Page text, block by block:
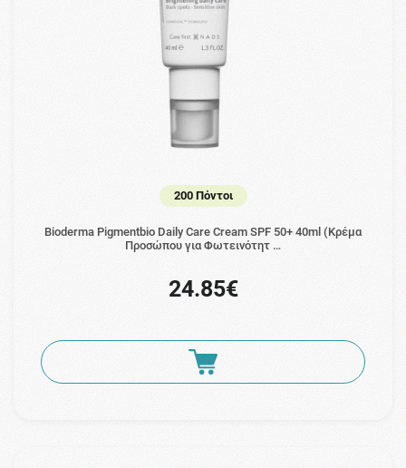
200 Πόντοι
Bioderma Pigmentbio Daily Care Cream SPF 50+ 40ml (Κρέμα
Προσώπου για Φωτεινότητ …
24.85€